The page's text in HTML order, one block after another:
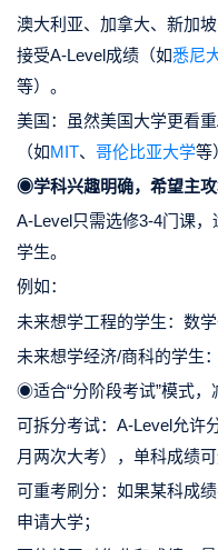
澳大利亚、加拿大、新加
接受A-Level成绩（如悉尼
等）。
美国：虽然美国大学更看
（如MIT、 哥伦比亚大学等
◉学科兴趣明确，希望主
A-Level只需选修3-4门课
学生。
例如：
未来想学工程的学生：数学
未来想学经济/商科的学生
◉适合“分阶段考试”模式，
可拆分考试：A-Level允许
月两次大考），单科成绩可
可重考刷分：如果某科成
申请大学；